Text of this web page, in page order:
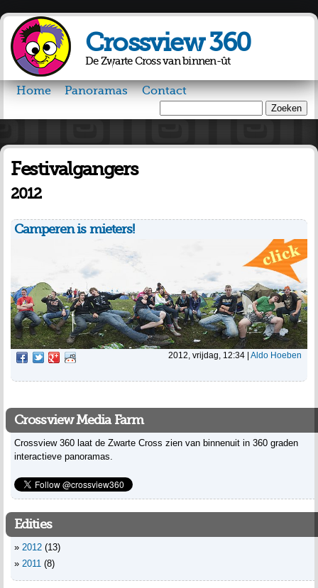
de inhoud
gaan
Crossview 360
De Zwarte Cross van binnen-ût
Home Panoramas Contact
Zoekveld
Festivalgangers
2012
Camperen is mieters!
2012, vrijdag, 12:34 Aldo Hoeben
Crossview Media Farm
Crossview 360 laat de Zwarte Cross zien van binnenuit in 360 graden
interactieve panoramas.
Edities
2012 (13)
2011 (8)